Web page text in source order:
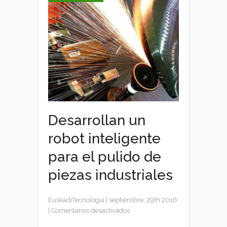
Desarrollan un
robot inteligente
para el pulido de
piezas industriales
EuskadiTecnologia
septiembre, 29th 2016
Comentarios desactivadosen